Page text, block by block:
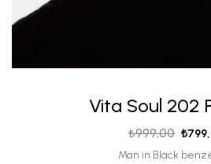
Vita Soul 202
₺999,00 ₺
Man in Black